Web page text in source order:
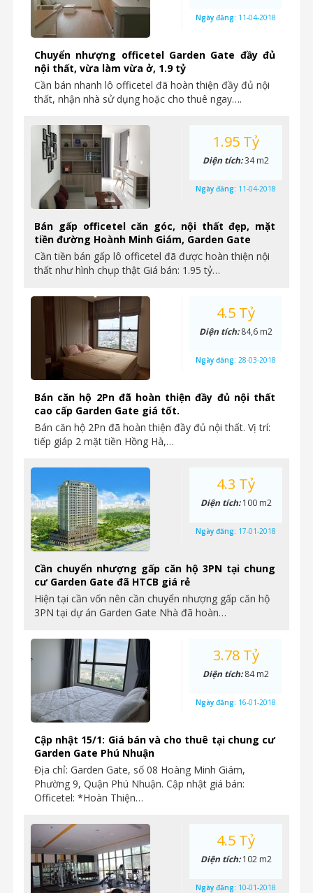
Chuyển nhượng officetel Garden Gate đầy đủ
nội thất, vừa làm vừa ở, 1.9 tỷ
Cần bán nhanh lô officetel đã hoàn thiện đầy đủ nội
thất, nhận nhà sử dụng hoặc cho thuê ngay….
Ngày đăng: 11-04-2018
Bán gấp officetel căn góc, nội thất đẹp, mặt
tiền đường Hoành Minh Giám, Garden Gate
Cần tiền bán gấp lô officetel đã được hoàn thiện nội
thất như hình chụp thật Giá bán: 1.95 tỷ…
1.95 Tỷ
Diện tích:34 m2
Ngày đăng: 11-04-2018
Bán căn hộ 2Pn đã hoàn thiện đầy đủ nội thất
cao cấp Garden Gate giá tốt.
Bán căn hộ 2Pn đã hoàn thiện đầy đủ nội thất. Vị trí:
tiếp giáp 2 mặt tiền Hồng Hà,…
4.5 Tỷ
Diện tích:84,6 m2
Ngày đăng: 28-03-2018
Cần chuyển nhượng gấp căn hộ 3PN tại chung
cư Garden Gate đã HTCB giá rẻ
Hiện tại cần vốn nên cần chuyển nhượng gấp căn hộ
3PN tại dự án Garden Gate Nhà đã hoàn…
4.3 Tỷ
Diện tích:100 m2
Ngày đăng: 17-01-2018
Cập nhật 15/1: Giá bán và cho thuê tại chung cư
Garden Gate Phú Nhuận
Địa chỉ: Garden Gate, số 08 Hoàng Minh Giám,
Phường 9, Quận Phú Nhuận. Cập nhật giá bán:
Officetel: *Hoàn Thiện…
3.78 Tỷ
Diện tích:84 m2
Ngày đăng: 16-01-2018
4.5 Tỷ
Diện tích:102 m2
Ngày đăng: 10-01-2018